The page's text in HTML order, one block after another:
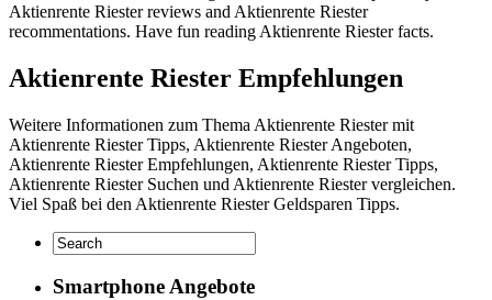
Aktienrente Riester reviews and Aktienrente Riester
recommentations. Have fun reading Aktienrente Riester facts.
Aktienrente Riester Empfehlungen
Weitere Informationen zum Thema Aktienrente Riester mit
Aktienrente Riester Tipps, Aktienrente Riester Angeboten,
Aktienrente Riester Empfehlungen, Aktienrente Riester Tipps,
Aktienrente Riester Suchen und Aktienrente Riester vergleichen.
Viel Spaß bei den Aktienrente Riester Geldsparen Tipps.
Smartphone Angebote